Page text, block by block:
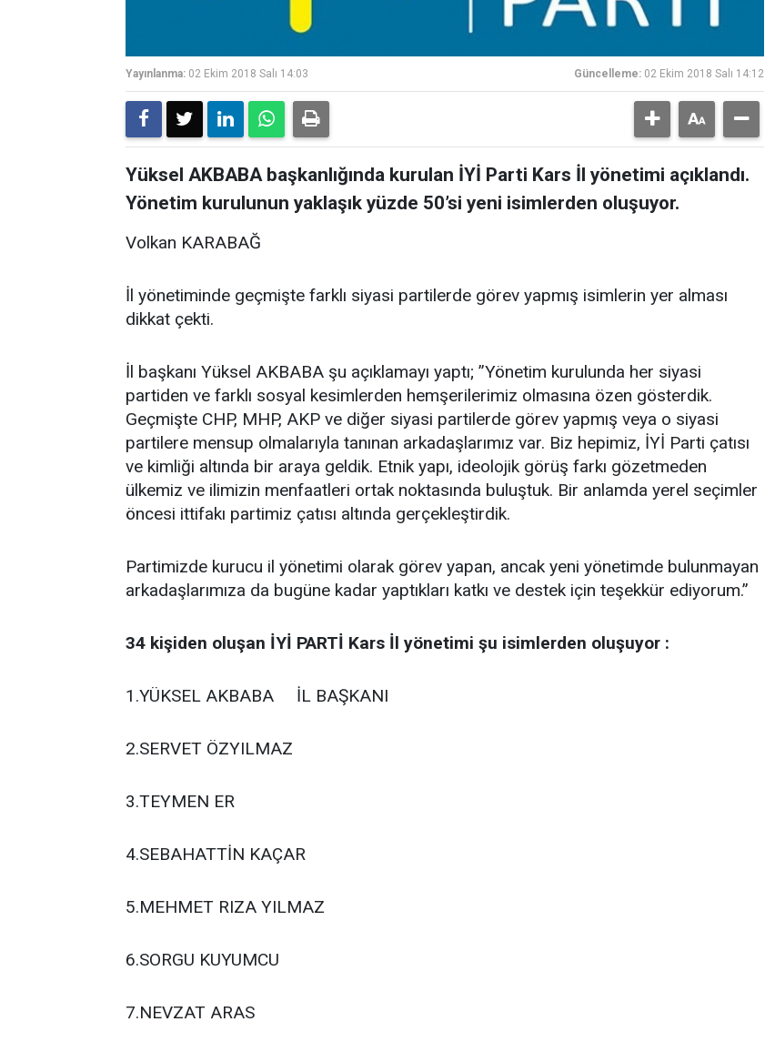
Yayınlanma: 02 Ekim 2018 Salı 14:03 Güncelleme: 02 Ekim 2018 Salı 14:12
Yüksel AKBABA başkanlığında kurulan İYİ Parti Kars İl yönetimi açıklandı.
Yönetim kurulunun yaklaşık yüzde 50’si yeni isimlerden oluşuyor.
Volkan KARABAĞ
İl yönetiminde geçmişte farklı siyasi partilerde görev yapmış isimlerin yer alması
dikkat çekti.
İl başkanı Yüksel AKBABA şu açıklamayı yaptı; ”Yönetim kurulunda her siyasi
partiden ve farklı sosyal kesimlerden hemşerilerimiz olmasına özen gösterdik.
Geçmişte CHP, MHP, AKP ve diğer siyasi partilerde görev yapmış veya o siyasi
partilere mensup olmalarıyla tanınan arkadaşlarımız var. Biz hepimiz, İYİ Parti çatısı
ve kimliği altında bir araya geldik. Etnik yapı, ideolojik görüş farkı gözetmeden
ülkemiz ve ilimizin menfaatleri ortak noktasında buluştuk. Bir anlamda yerel seçimler
öncesi ittifakı partimiz çatısı altında gerçekleştirdik.
Partimizde kurucu il yönetimi olarak görev yapan, ancak yeni yönetimde bulunmayan
arkadaşlarımıza da bugüne kadar yaptıkları katkı ve destek için teşekkür ediyorum.”
34 kişiden oluşan İYİ PARTİ Kars İl yönetimi şu isimlerden oluşuyor :
1.YÜKSEL AKBABA İL BAŞKANI
2.SERVET ÖZYILMAZ
3.TEYMEN ER
4.SEBAHATTİN KAÇAR
5.MEHMET RIZA YILMAZ
6.SORGU KUYUMCU
7.NEVZAT ARAS